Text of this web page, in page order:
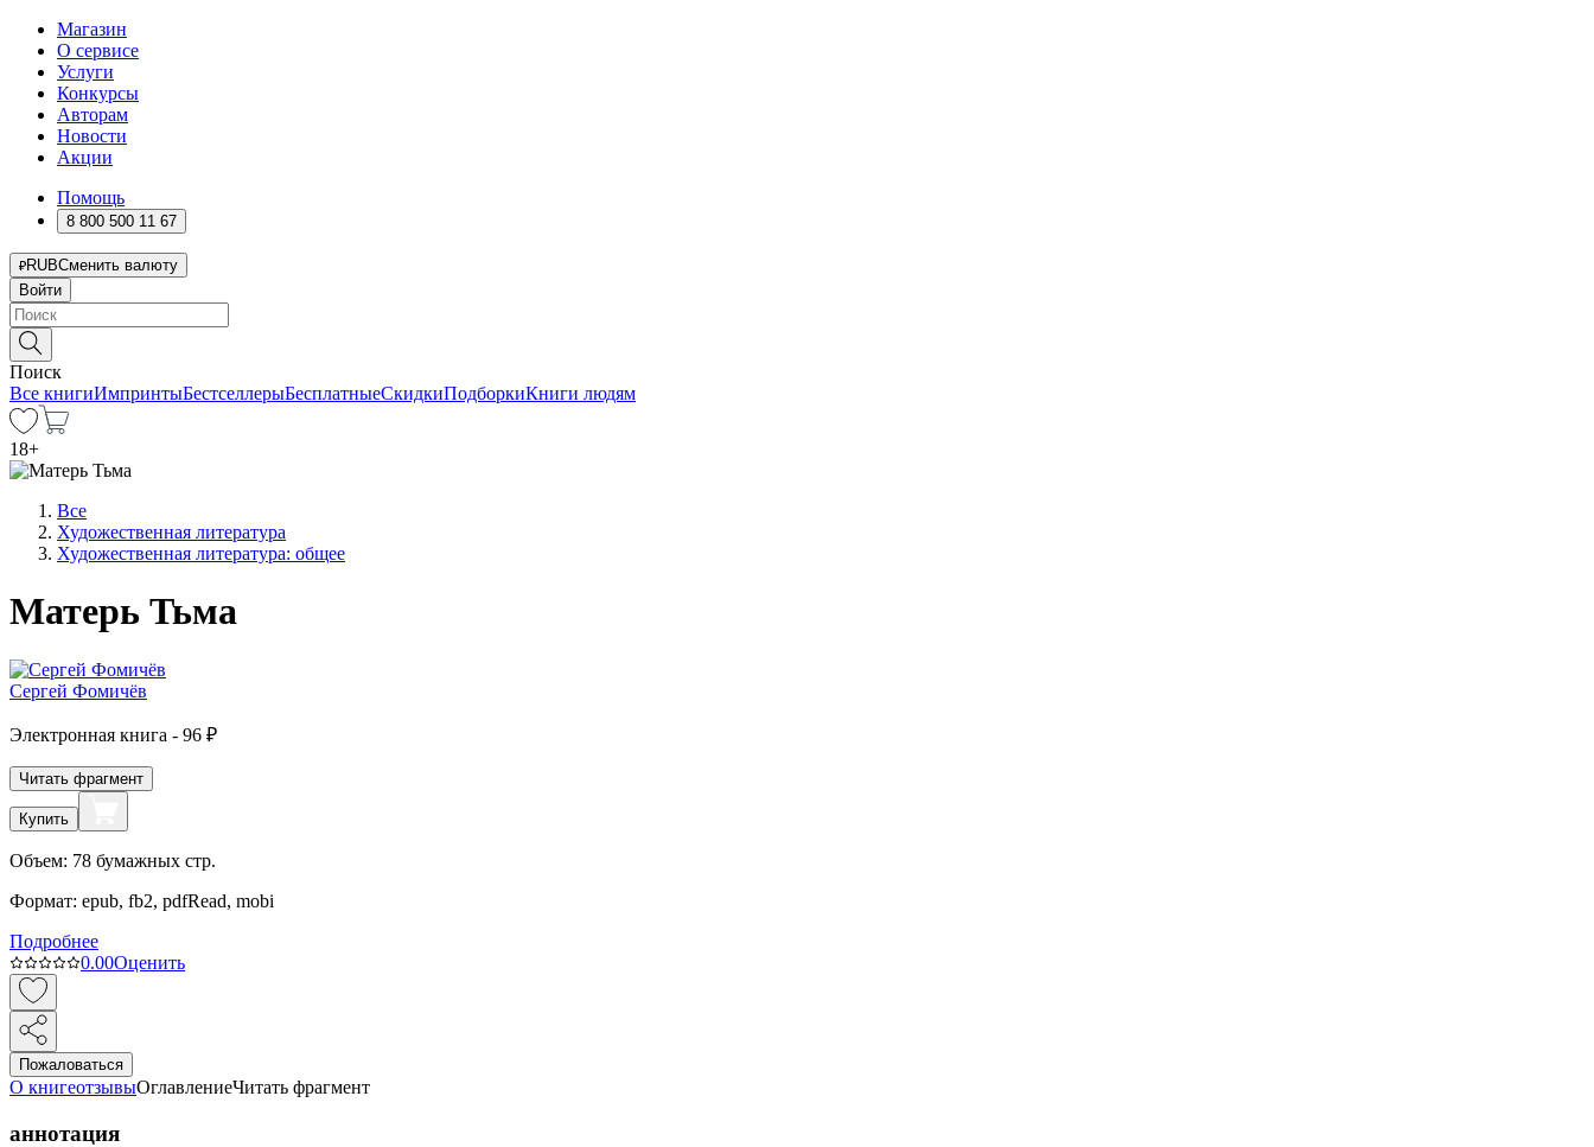
Магазин
О сервисе
Услуги
Конкурсы
Авторам
Новости
Акции
Помощь
8 800 500 11 67
RUBСменить валюту
Войти
Поиск
Все книгиИмпринтыБестселлерыБесплатныеСкидкиПодборкиКниги людям
18+
Все
Художественная литература
Художественная литература: общее
Матерь Тьма
Сергей Фомичёв
Электронная книга - 96 ₽
Читать фрагмент
Купить
Объем: 78 бумажных стр.
Формат: epub, fb2, pdfRead, mobi
Подробнее
0.00Оценить
Пожаловаться
О книгеотзывыОглавлениеЧитать фрагмент
аннотация